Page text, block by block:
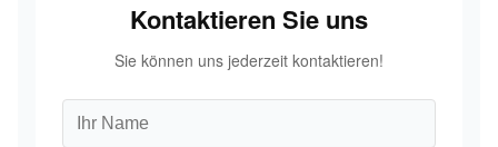
Kontaktieren Sie uns
Sie können uns jederzeit kontaktieren!